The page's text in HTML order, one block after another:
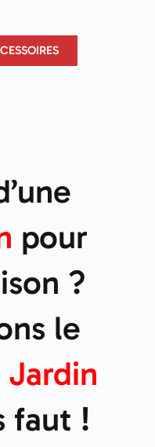
pour
?
le
Jardin
faut !